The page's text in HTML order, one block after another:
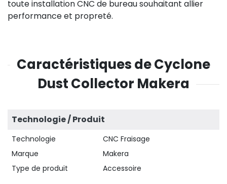
toute installation CNC de bureau souhaitant allier
performance et propreté.
Caractéristiques de Cyclone
Dust Collector Makera
Technologie / Produit
Technologie
CNC Fraisage
Marque
Makera
Type de produit
Accessoire